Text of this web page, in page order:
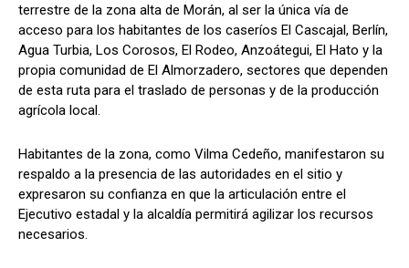
terrestre de la zona alta de Morán, al ser la única vía de
acceso para los habitantes de los caseríos El Cascajal, Berlín,
Agua Turbia, Los Corosos, El Rodeo, Anzoátegui, El Hato y la
propia comunidad de El Almorzadero, sectores que dependen
de esta ruta para el traslado de personas y de la producción
agrícola local.
​Habitantes de la zona, como Vilma Cedeño, manifestaron su
respaldo a la presencia de las autoridades en el sitio y
expresaron su confianza en que la articulación entre el
Ejecutivo estadal y la alcaldía permitirá agilizar los recursos
necesarios.